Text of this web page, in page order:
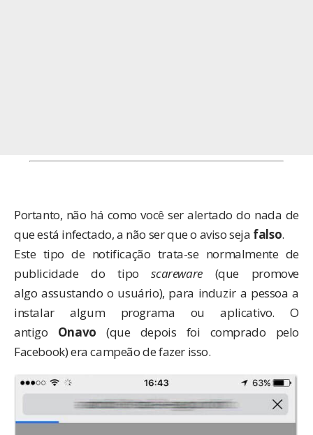
Portanto, não há como você ser alertado do nada de
que está infectado, a não ser que o aviso seja falso.
Este tipo de notificação trata-se normalmente de
publicidade do tiposcareware(que promove
algo assustando o usuário), para induzir a pessoa a
instalar algum programa ou aplicativo. O
antigo Onavo(que depois foi comprado pelo
Facebook) era campeão de fazer isso.